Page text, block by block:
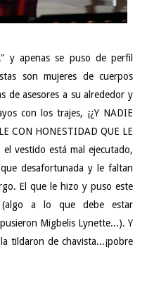
y apenas se puso de perfil
son mujeres de cuerpos
de asesores a su alrededor y
con los trajes, ¡¿Y NADIE
CON HONESTIDAD QUE LE
el vestido está mal ejecutado,
desafortunada y le faltan
El que le hizo y puso este
a lo que debe estar
Migbelis Lynette...). Y
tildaron de chavista...¡pobre